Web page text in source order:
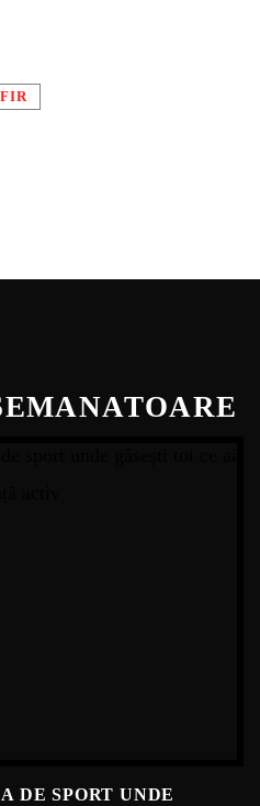
DE SPORT UNDE